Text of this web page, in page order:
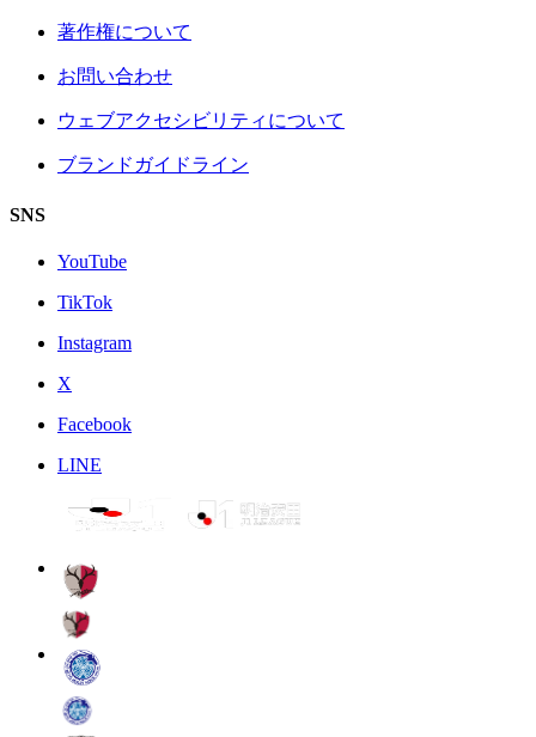
著作権について
お問い合わせ
ウェブアクセシビリティについて
ブランドガイドライン
SNS
YouTube
TikTok
Instagram
X
Facebook
LINE